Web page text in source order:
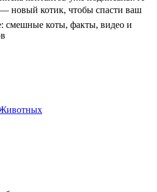
новый котик, чтобы спасти ваш
смешные коты, факты, видео и